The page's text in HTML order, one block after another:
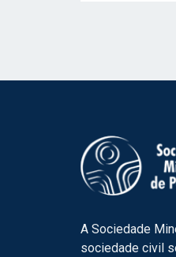
A Sociedade
sociedade civil